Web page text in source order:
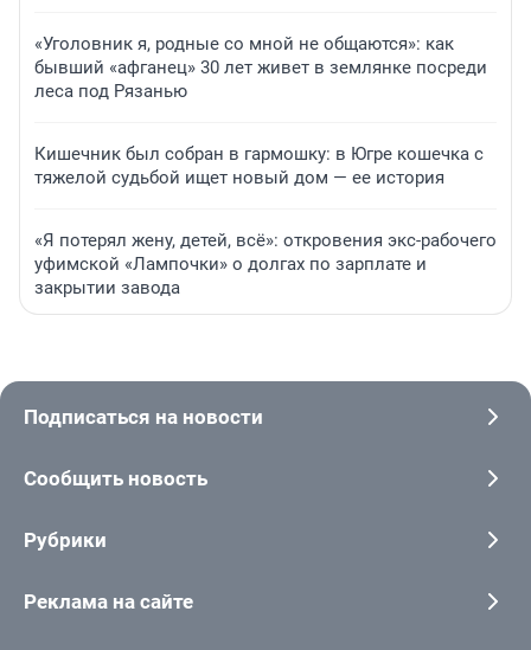
«Уголовник я, родные со мной не общаются»: как
бывший «афганец» 30 лет живет в землянке посреди
леса под Рязанью
Кишечник был собран в гармошку: в Югре кошечка с
тяжелой судьбой ищет новый дом — ее история
«Я потерял жену, детей, всё»: откровения экс-рабочего
уфимской «Лампочки» о долгах по зарплате и
закрытии завода
Подписаться на новости
Сообщить новость
Рубрики
Реклама на сайте